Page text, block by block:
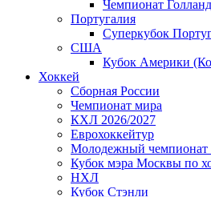
Чемпионат
Португалия
Суперкубок
США
Кубок Америки
Хоккей
Сборная России
Чемпионат мира
КХЛ 2026/2027
Еврохоккейтур
Молодежный чемпионат
Кубок мэра Москвы по
НХЛ
Кубок Стэнли